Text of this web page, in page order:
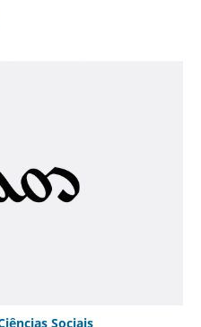
Sociais